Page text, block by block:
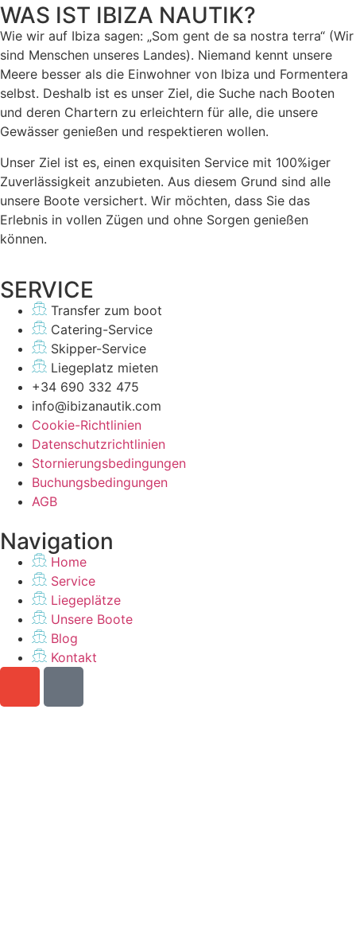
WAS IST IBIZA NAUTIK?
Wie wir auf Ibiza sagen: „Som gent de sa nostra terra“ (Wir
sind Menschen unseres Landes). Niemand kennt unsere
Meere besser als die Einwohner von Ibiza und Formentera
selbst. Deshalb ist es unser Ziel, die Suche nach Booten
und deren Chartern zu erleichtern für alle, die unsere
Gewässer genießen und respektieren wollen.
Unser Ziel ist es, einen exquisiten Service mit 100%iger
Zuverlässigkeit anzubieten. Aus diesem Grund sind alle
unsere Boote versichert. Wir möchten, dass Sie das
Erlebnis in vollen Zügen und ohne Sorgen genießen
können.
SERVICE
Transfer zum boot
Catering-Service
Skipper-Service
Liegeplatz mieten
+34 690 332 475
info@ibizanautik.com
Cookie-Richtlinien
Datenschutzrichtlinien
Stornierungsbedingungen
Buchungsbedingungen
AGB
Navigation
Home
Service
Liegeplätze
Unsere Boote
Blog
Kontakt